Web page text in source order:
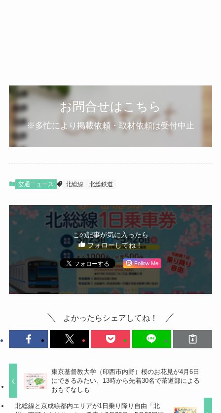
お問合せはこちら
※多忙により掲載依頼・取材依頼は受付中止
交通ニュース 北総線 北総鉄道
この記事が気に入ったら
フォローしてね！
Follow Me
よかったらシェアしてね！
東京基督教大学（印西市内野）桜のお花見が4月6日
にできるみたい、13時から先着30名で茶道部による
おもてなしも
北総線と京成線都内エリアが1日乗り降り自由「北